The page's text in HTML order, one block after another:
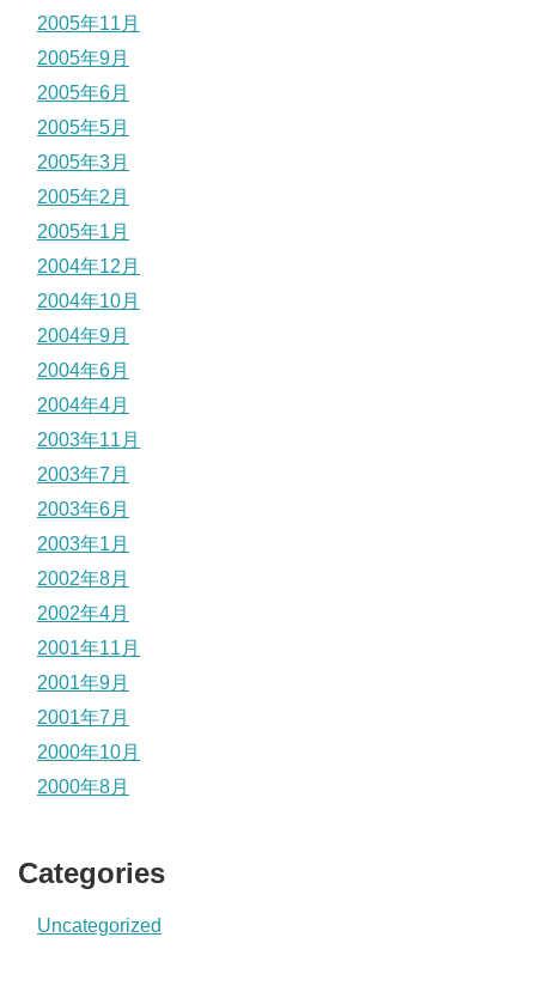
2005年11月
2005年9月
2005年6月
2005年5月
2005年3月
2005年2月
2005年1月
2004年12月
2004年10月
2004年9月
2004年6月
2004年4月
2003年11月
2003年7月
2003年6月
2003年1月
2002年8月
2002年4月
2001年11月
2001年9月
2001年7月
2000年10月
2000年8月
Categories
Uncategorized